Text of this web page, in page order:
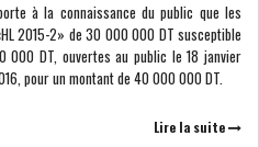
MAROC
à la connaissance du public que les
2015-2» de 30 000 000 DT susceptible
000 DT, ouvertes au public le 18 janvier
pour un montant de 40 000 000 DT.
Lire la suite